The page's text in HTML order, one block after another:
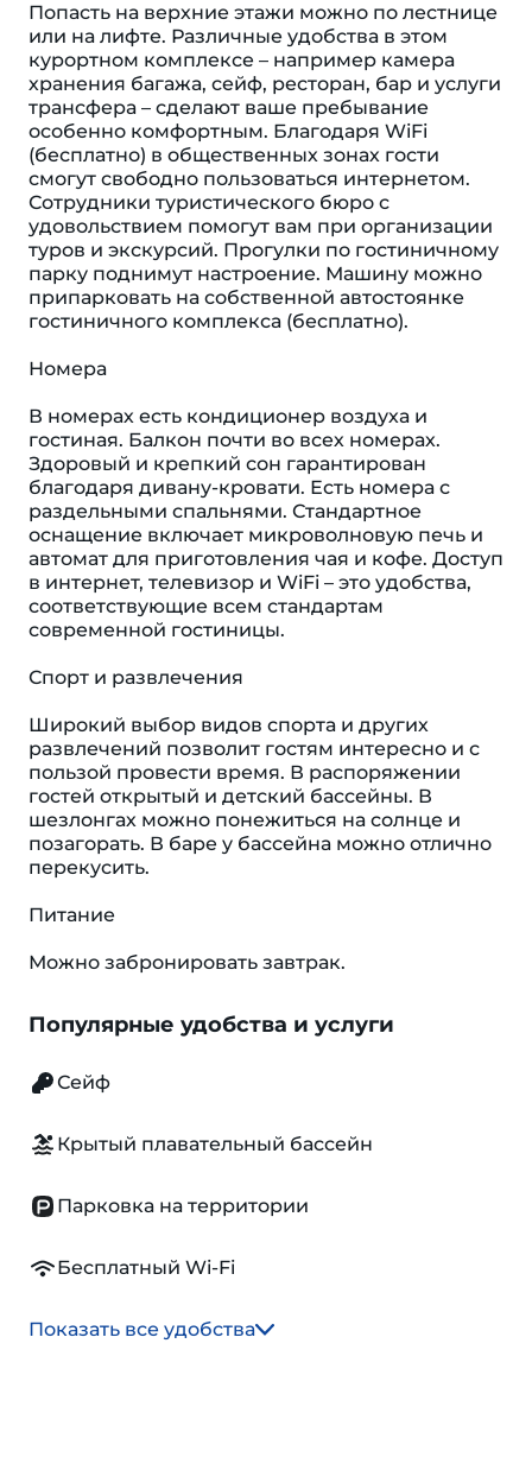
Попасть на верхние этажи можно по лестнице
или на лифте. Различные удобства в этом
курортном комплексе – например камера
хранения багажа, сейф, ресторан, бар и услуги
трансфера – сделают ваше пребывание
особенно комфортным. Благодаря WiFi
(бесплатно) в общественных зонах гости
смогут свободно пользоваться интернетом.
Сотрудники туристического бюро с
удовольствием помогут вам при организации
туров и экскурсий. Прогулки по гостиничному
парку поднимут настроение. Машину можно
припарковать на собственной автостоянке
гостиничного комплекса (бесплатно).
Номера
В номерах есть кондиционер воздуха и
гостиная. Балкон почти во всех номерах.
Здоровый и крепкий сон гарантирован
благодаря дивану-кровати. Есть номера с
раздельными спальнями. Стандартное
оснащение включает микроволновую печь и
автомат для приготовления чая и кофе. Доступ
в интернет, телевизор и WiFi – это удобства,
соответствующие всем стандартам
современной гостиницы.
Спорт и развлечения
Широкий выбор видов спорта и других
развлечений позволит гостям интересно и с
пользой провести время. В распоряжении
гостей открытый и детский бассейны. В
шезлонгах можно понежиться на солнце и
позагорать. В баре у бассейна можно отлично
перекусить.
Питание
Можно забронировать завтрак.
Популярные удобства и услуги
Сейф
Крытый плавательный бассейн
Парковка на территории
Бесплатный Wi-Fi
Показать все удобства